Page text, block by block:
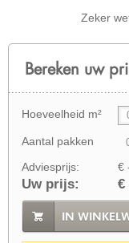
Zeker
Bereken uw
Hoeveelheid m²
Aantal pakken
Adviesprijs: €
Uw prijs: €
IN